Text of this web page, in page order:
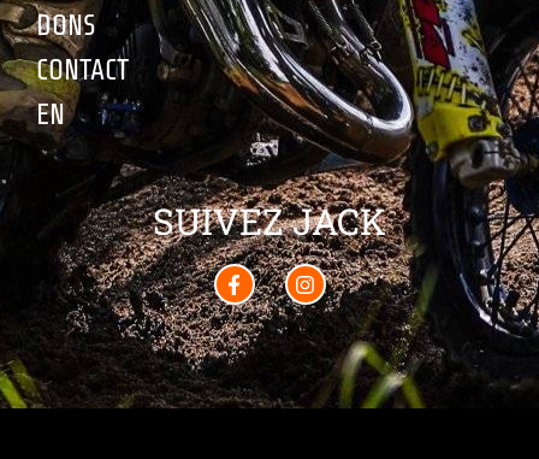
DONS
CONTACT
EN
SUIVEZ JACK